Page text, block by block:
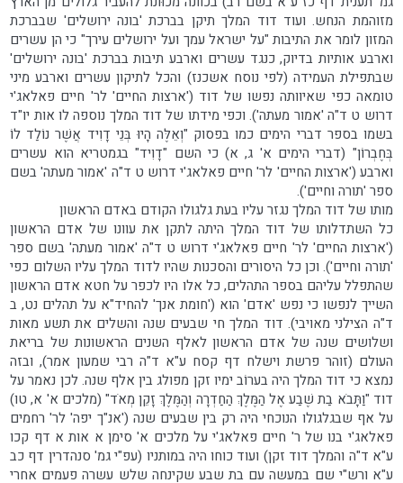
מזוהמת הנחש. ועוד דוד המלך תיקן בברכת 'בונה ירושלים' שבברכת
המזון לומר את התיבות "על ישראל עמך ועל ירושלים עירך" כי הן עשרים
וארבע אותיות בדיוק, כנגד עשרים וארבע תיבות בברכת 'בונה ירושלים'
שבתפילת העמידה (לפי נוסח אשכנז) והכל לתיקון עשרים וארבע מיני
טומאה כפי שאיוותה נפשו של דוד ('ארצות החיים' לר' חיים פאלאג'י
דרוש ט ד"ה 'אמור מעתה'). וכפי מידתו של דוד המלך נוספה לו אות יו"ד
בשמו בספר דברי הימים כמו בפסוק "וְאֵלֶּה הָיוּ בְּנֵי דָוִיד אֲשֶׁר נוֹלַד לוֹ
בְּחֶבְרוֹן" (דברי הימים א' ג, א) כי השם "דָוִיד" בגמטריא הוא עשרים
וארבע ('ארצות החיים' לר' חיים פאלאג'י דרוש ט ד"ה 'אמור מעתה' בשם
ספר 'תורה וחיים').
מותו של דוד המלך נגזר עליו בעת גלגולו הקודם באדם הראשון
כל השתדלותו של דוד המלך היתה לתקן את עוונו של אדם הראשון
('ארצות החיים' לר' חיים פאלאג'י דרוש ט ד"ה 'אמור מעתה' בשם ספר
'תורה וחיים'). וכן כל היסורים והסכנות שהיו לדוד המלך עליו השלום כפי
שהתפלל עליהם בספר התהלים, כל אלו היו לכפר על חטא אדם הראשון
השייך לנפשו כי נפש 'אדם' הוא ('חומת אנך' להחיד"א על תהלים נט, ב
ד"ה הצילני מאויבי). דוד המלך חי שבעים שנה והשלים את תשע מאות
ושלושים שנה של אדם הראשון לאלף השנים הראשונות של בריאת
העולם (זוהר פרשת וישלח דף קסח ע"א ד"ה רבי שמעון אמר), ובזה
נמצא כי דוד המלך היה בערוֹב ימיו זקן מפולג בין אלף שנה. לכן נאמר על
דוד "וַתָּבֹא בַת שֶׁבַע אֶל הַמֶּלֶךְ הַחַדְרָה וְהַמֶּלֶךְ זָקֵן מְאֹד" (מלכים א' א, טו)
על אף שבגלגולו הנוכחי היה רק בין שבעים שנה ('אנ"ך יפה' לר' רחמים
פאלאג'י בנו של ר' חיים פאלאג'י על מלכים א' סימן א אות א דף קכו
ע"א ד"ה והמלך דוד זקן) ועוד כוחו היה במותניו (עפ"י גמ' סנהדרין דף כב
ע"א ורש"י שם במעשה עם בת שבע שקינחה שלש עשרה פעמים אחרי